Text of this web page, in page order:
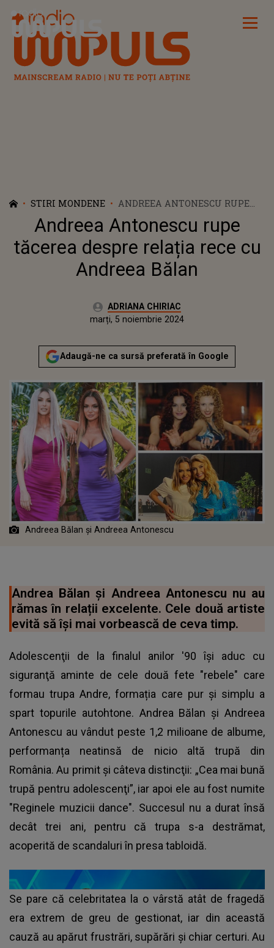
Radio Impuls
STIRI MONDENE
ANDREEA ANTONESCU RUPE
TĂCEREA DESPRE RELAȚIA
RECE CU ANDREEA BĂLAN
Andreea Antonescu rupe
tăcerea despre relația rece cu
Andreea Bălan
Autor:ADRIANA CHIRIAC
marți, 5 noiembrie 2024Actualizat:
marți, 5 noiembrie 2024
Adaugă-ne ca sursă preferată în Google
Andreea Bălan și Andreea Antonescu
Andrea Bălan şi Andreea Antonescu nu au
rămas în relații excelente. Cele două artiste
evită să își mai vorbească de ceva timp.
Adolescenţii de la finalul anilor '90 îşi aduc cu
siguranţă aminte de cele două fete "rebele" care
formau trupa Andre, formația care pur şi simplu a
spart topurile autohtone. Andrea Bălan şi Andreea
Antonescu au vândut peste 1,2 milioane de albume,
performanța neatinsă de nicio altă trupă din
România. Au primit şi câteva distincţii: „Cea mai bună
trupă pentru adolescenţi”, iar apoi ele au fost numite
"Reginele muzicii dance". Succesul nu a durat însă
decât trei ani, pentru că trupa s-a destrămat,
acoperită de scandaluri în presa tabloidă.
Se pare că celebritatea la o vârstă atât de fragedă
era extrem de greu de gestionat, iar din această
cauză au apărut frustrări, supărări şi chiar certuri. Au